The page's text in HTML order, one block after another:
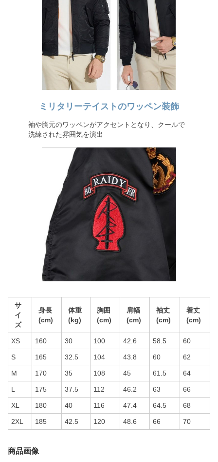
ミリタリーテイストのワッペン装飾
袖や胸元のワッペンがアクセントとなり、クールで
洗練された雰囲気を演出
サ
イ
ズ
身長
(cm)
体重
(kg)
胸囲
(cm)
肩幅
(cm)
袖丈
(cm)
着丈
(cm)
XS 160 30 100 42.6 58.5 60
S 165 32.5 104 43.8 60 62
M 170 35 108 45 61.5 64
L 175 37.5 112 46.2 63 66
XL 180 40 116 47.4 64.5 68
2XL 185 42.5 120 48.6 66 70
商品画像